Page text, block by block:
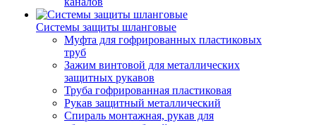
Системы защиты шланговые
Муфта для гофрированных пластиковых
труб
Зажим винтовой для металлических
защитных рукавов
Труба гофрированная пластиковая
Рукав защитный металлический
Спираль монтажная, рукав для